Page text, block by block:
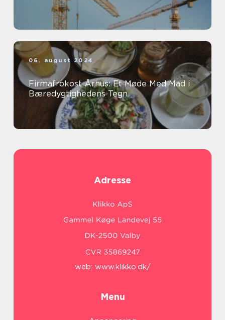
06. august 2024
Firmafrokost Århus: Et Møde Med Mad i
Bæredygtighedens Tegn
Adresse
web: www.klikko.dk/
Menu